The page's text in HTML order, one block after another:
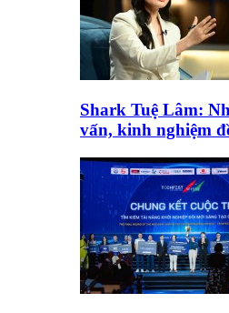
Shark Tuệ Lâm:
vấn, kinh nghiệm